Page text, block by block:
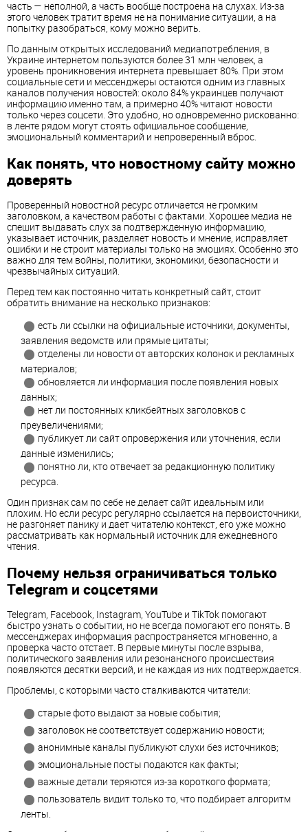
часть — неполной, а часть вообще построена на слухах. Из-за
этого человек тратит время не на понимание ситуации, а на
попытку разобраться, кому можно верить.
По данным открытых исследований медиапотребления, в
Украине интернетом пользуются более 31 млн человек, а
уровень проникновения интернета превышает 80%. При этом
социальные сети и мессенджеры остаются одним из главных
каналов получения новостей: около 84% украинцев получают
информацию именно там, а примерно 40% читают новости
только через соцсети. Это удобно, но одновременно рискованно:
в ленте рядом могут стоять официальное сообщение,
эмоциональный комментарий и непроверенный вброс.
Как понять, что новостному сайту можно
доверять
Проверенный новостной ресурс отличается не громким
заголовком, а качеством работы с фактами. Хорошее медиа не
спешит выдавать слух за подтвержденную информацию,
указывает источник, разделяет новость и мнение, исправляет
ошибки и не строит материалы только на эмоциях. Особенно это
важно для тем войны, политики, экономики, безопасности и
чрезвычайных ситуаций.
Перед тем как постоянно читать конкретный сайт, стоит
обратить внимание на несколько признаков:
есть ли ссылки на официальные источники, документы,
заявления ведомств или прямые цитаты;
отделены ли новости от авторских колонок и рекламных
материалов;
обновляется ли информация после появления новых
данных;
нет ли постоянных кликбейтных заголовков с
преувеличениями;
публикует ли сайт опровержения или уточнения, если
данные изменились;
понятно ли, кто отвечает за редакционную политику
ресурса.
Один признак сам по себе не делает сайт идеальным или
плохим. Но если ресурс регулярно ссылается на первоисточники,
не разгоняет панику и дает читателю контекст, его уже можно
рассматривать как нормальный источник для ежедневного
чтения.
Почему нельзя ограничиваться только
Telegram и соцсетями
Telegram, Facebook, Instagram, YouTube и TikTok помогают
быстро узнать о событии, но не всегда помогают его понять. В
мессенджерах информация распространяется мгновенно, а
проверка часто отстает. В первые минуты после взрыва,
политического заявления или резонансного происшествия
появляются десятки версий, и не каждая из них подтверждается.
Проблемы, с которыми часто сталкиваются читатели:
старые фото выдают за новые события;
заголовок не соответствует содержанию новости;
анонимные каналы публикуют слухи без источников;
эмоциональные посты подаются как факты;
важные детали теряются из-за короткого формата;
пользователь видит только то, что подбирает алгоритм
ленты.